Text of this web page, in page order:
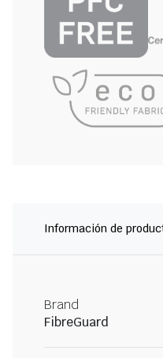
Información de
Brand
FibreGuard